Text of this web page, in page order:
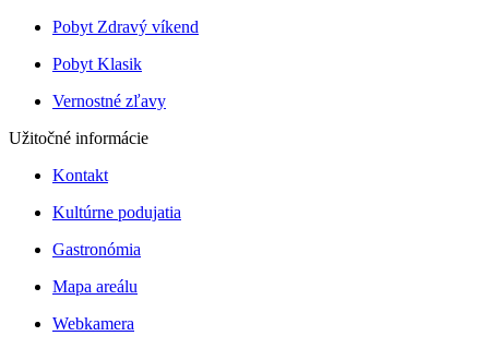
Pobyt Zdravý víkend
Pobyt Klasik
Vernostné zľavy
Užitočné informácie
Kontakt
Kultúrne podujatia
Gastronómia
Mapa areálu
Webkamera